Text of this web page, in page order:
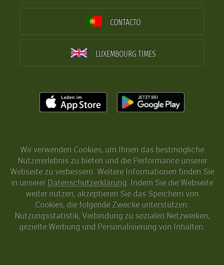
CONTACTO
LUXEMBOURG TIMES
Wir verwenden Cookies, um Ihnen das bestmögliche
Nutzererlebnis zu bieten und die Performance unserer
Webseite zu verbessern. Weitere Informationen finden Sie
in unserer Datenschutzerklärung. Indem Sie die Webseite
weiter nutzen, akzeptieren Sie das Speichern von
Cookies, die folgende Zwecke unterstützen:
Nutzungsstatistik, Verbindung zu sozialen Netzwerken,
gezielte Werbung und Personalisierung von Inhalten.